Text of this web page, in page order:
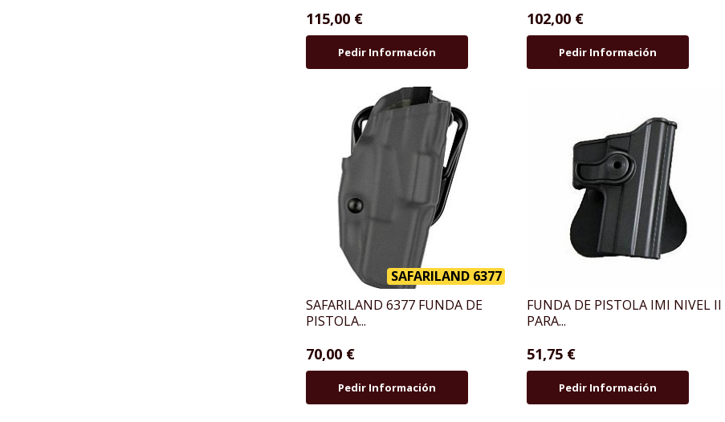
115,00 €
Pedir Información
102,00 €
Pedir Información
SAFARILAND 6377
SAFARILAND 6377 FUNDA DE
PISTOLA...
70,00 €
Pedir Información
FUNDA DE PISTOLA IMI NIVEL II
PARA...
51,75 €
Pedir Información